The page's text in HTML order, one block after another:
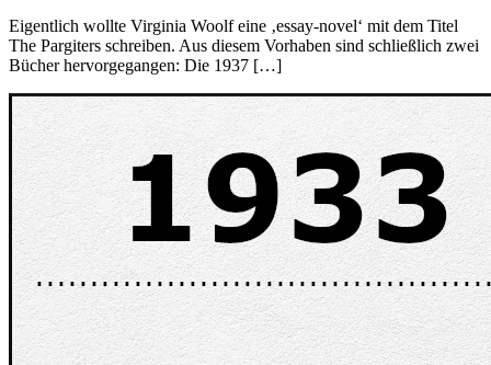
Eigentlich wollte Virginia Woolf eine ‚essay-novel‘ mit dem Titel
The Pargiters schreiben. Aus diesem Vorhaben sind schließlich zwei
Bücher hervorgegangen: Die 1937 […]